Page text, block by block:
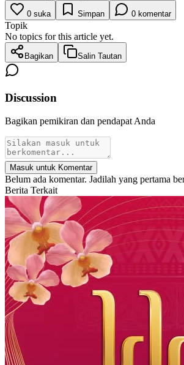
0 suka Simpan 0 komentar
Topik
No topics for this article yet.
Bagikan Salin Tautan
Discussion
Bagikan pemikiran dan pendapat Anda
Masuk untuk Komentar
Belum ada komentar. Jadilah yang pertama
Berita Terkait